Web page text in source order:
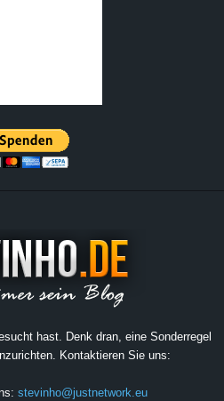
hast. Denk dran, eine Sonderregel
Kontaktieren Sie uns:
stevinho@justnetwork.eu